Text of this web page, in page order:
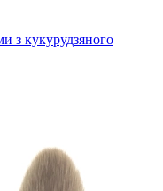
з кукурудзяного